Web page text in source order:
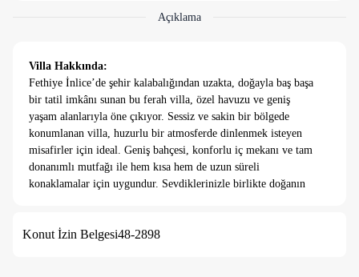
Açıklama
Villa Hakkında:
Fethiye İnlice’de şehir kalabalığından uzakta, doğayla baş başa
bir tatil imkânı sunan bu ferah villa, özel havuzu ve geniş
yaşam alanlarıyla öne çıkıyor. Sessiz ve sakin bir bölgede
konumlanan villa, huzurlu bir atmosferde dinlenmek isteyen
misafirler için ideal. Geniş bahçesi, konforlu iç mekanı ve tam
donanımlı mutfağı ile hem kısa hem de uzun süreli
konaklamalar için uygundur. Sevdiklerinizle birlikte doğanın
mesafesindedir. Hem rahatlatıcı hem de unutulmaz bir tatil
Konut İzin Belgesi48-2898